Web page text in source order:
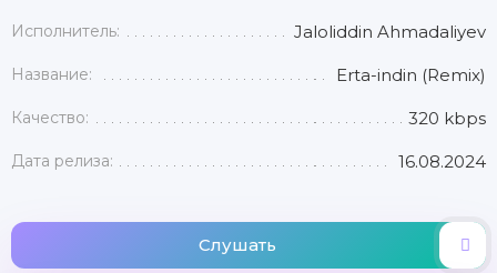
Исполнитель: Jaloliddin Ahmadaliyev
Название: Erta-indin (Remix)
Качество: 320 kbps
Дата релиза: 16.08.2024
Слушать